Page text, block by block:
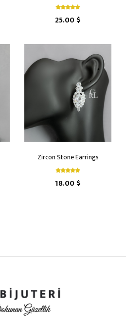
25.00 $
Zircon Stone Earrings
18.00 $